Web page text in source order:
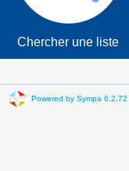
Chercher une liste
Powered by Sympa 6.2.72